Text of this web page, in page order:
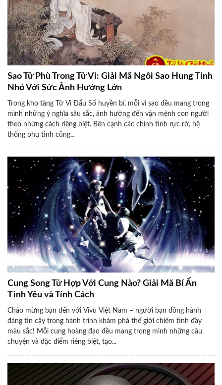
Sao Tử Phù Trong Tử Vi: Giải Mã Ngôi Sao Hung Tinh
Nhỏ Với Sức Ảnh Hưởng Lớn
Trong kho tàng Tử Vi Đẩu Số huyền bí, mỗi vì sao đều mang trong
mình những ý nghĩa sâu sắc, ảnh hưởng đến vận mệnh con người
theo những cách riêng biệt. Bên cạnh các chính tinh rực rỡ, hệ
thống phụ tinh cũng...
Cung Song Tử Hợp Với Cung Nào? Giải Mã Bí Ẩn
Tình Yêu và Tính Cách
Chào mừng bạn đến với Vivu Việt Nam – người bạn đồng hành
đáng tin cậy trong hành trình khám phá thế giới chiêm tinh đầy
màu sắc! Mỗi cung hoàng đạo đều mang trong mình những câu
chuyện và đặc điểm riêng biệt, tạo...